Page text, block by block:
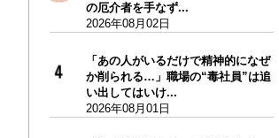
の厄介者を手なず...
2026年08月02日
「あの人がいるだけで精神的になぜ
か削られる…」職場の“毒社員”は追
い出してはいけ...
2026年08月01日